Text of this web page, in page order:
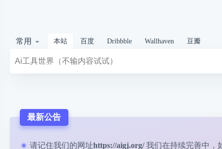
常用 本站 百度 Dribbble Wallhaven 豆瓣
最新公告
请记住我们的网址https://aigj.org/ 我们在持续完善中，